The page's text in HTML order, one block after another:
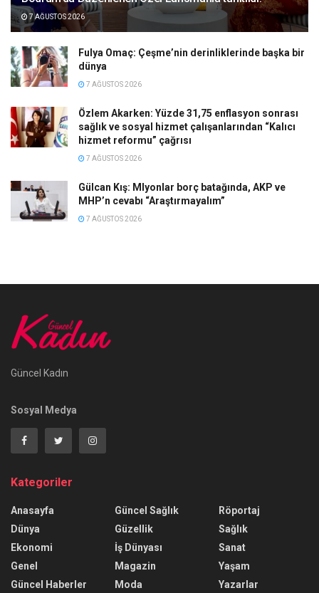
7 AĞUSTOS 2026
Fulya Omaç: Çeşme’nin derinliklerinde başka bir
dünya
7 AĞUSTOS 2026
Özlem Akarken: Yüzde 31,75 enflasyon sonrası
sağlık ve sosyal hizmet çalışanlarından “Kalıcı
hizmet reformu” çağrısı
7 AĞUSTOS 2026
Gülcan Kış: Mlyonlar borç batağında, AKP ve
MHP’n cevabı “Araştırmayalım”
7 AĞUSTOS 2026
Güncel Kadın
Sosyal Medya
Kategoriler
Anasayfa
Dünya
Ekonomi
Genel
Güncel Haberler
Güncel Sağlık
Güzellik
İş Dünyası
Magazin
Moda
Röportaj
Sağlık
Sanat
Yaşam
Yazarlar